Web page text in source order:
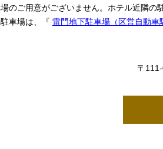
のご用意がございません。ホテル近隣の
車場は、『 雷門地下駐車場（区営自動車
〒